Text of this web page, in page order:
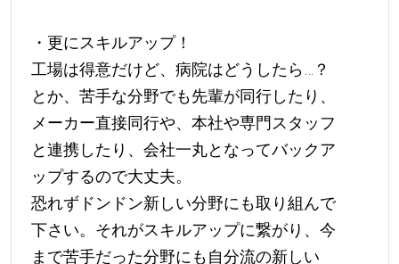
・更にスキルアップ！
工場は得意だけど、病院はどうしたら…？
とか、苦手な分野でも先輩が同行したり、
メーカー直接同行や、本社や専門スタッフ
と連携したり、会社一丸となってバックア
ップするので大丈夫。
恐れずドンドン新しい分野にも取り組んで
下さい。それがスキルアップに繋がり、今
まで苦手だった分野にも自分流の新しい